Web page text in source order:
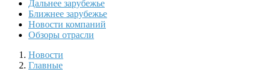
Дальнее зарубежье
Ближнее зарубежье
Новости компаний
Обзоры отрасли
Новости
Разделы
Новости
Главные